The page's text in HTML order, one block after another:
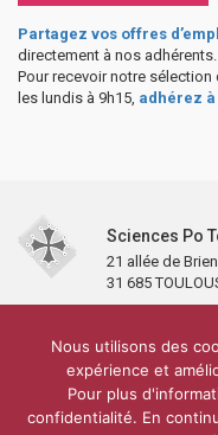
Partagez vos offres
directement à nos adhérents.
Pour recevoir notre
les lundis à 9h15, adhérez à
Sciences Po
21 allée de
31 685
Partenaires et soutiens
Lettre
Sciences Po Toulouse
Carré Alumni de la bibliothèque
Réseau ScPo
Mentions
Nous utilisons des
expérience et
Pour plus
confidentialité. En